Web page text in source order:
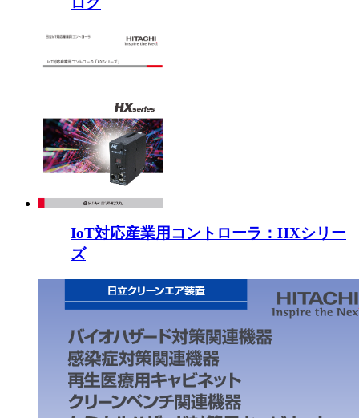
IoT対応産業用コントローラ：HXシリー
ズ